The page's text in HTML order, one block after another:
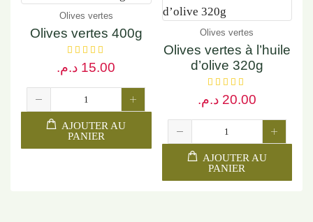
Olives vertes
Olives vertes 400g
15.00 د.م.
AJOUTER AU
PANIER
Olives vertes
Olives vertes à l’huile
d’olive 320g
20.00 د.م.
AJOUTER AU
PANIER